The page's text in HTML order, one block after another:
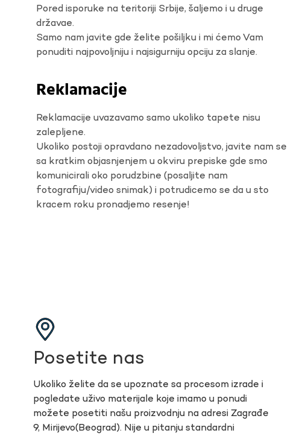
Pored isporuke na teritoriji Srbije, šaljemo i u druge
državae.
Samo nam javite gde želite pošiljku i mi ćemo Vam
ponuditi najpovoljniju i najsigurniju opciju za slanje.
Reklamacije
Reklamacije uvazavamo samo ukoliko tapete nisu
zalepljene.
Ukoliko postoji opravdano nezadovoljstvo, javite nam se
sa kratkim objasnjenjem u okviru prepiske gde smo
komunicirali oko porudzbine (posaljite nam
fotografiju/video snimak) i potrudicemo se da u sto
kracem roku pronadjemo resenje!
Posetite nas
Ukoliko želite da se upoznate sa procesom izrade i
pogledate uživo materijale koje imamo u ponudi
možete posetiti našu proizvodnju na adresi Zagrađe
9, Mirijevo(Beograd). Nije u pitanju standardni